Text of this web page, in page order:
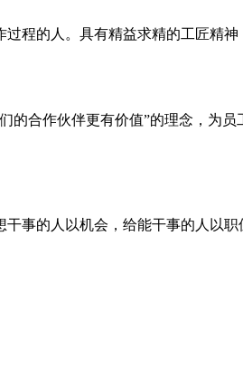
程的人。具有精益求精的工匠精神
的合作伙伴更有价值”的理念，为
事的人以机会，给能干事的人以